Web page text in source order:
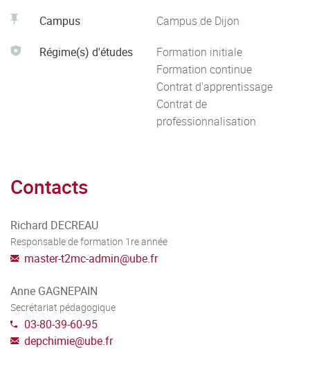
Campus Campus de Dijon
Régime(s) d'études
Formation initiale
Formation continue
Contrat d'apprentissage
Contrat de
professionnalisation
Contacts
Richard DECREAU
Responsable de formation 1re année
master-t2mc-admin@ube.fr
Anne GAGNEPAIN
Secrétariat pédagogique
03-80-39-60-95
depchimie@ube.fr